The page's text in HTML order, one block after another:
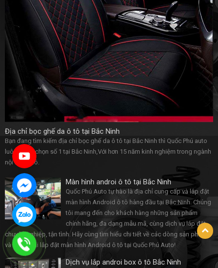
Địa chỉ bọc ghế da ô tô tại Bắc Ninh
Bạn đang tìm kiếm địa chỉ bọc ghế da ô tô tại Bắc Ninh thì Quốc Phú auto
luôn là lựa chọn số 1 tại Bắc Ninh,Với hơn 15 năm kinh nghiệm trong ngành
nội thất ô tô.
Màn hình androi ô tô tại Bắc Ninh
Quốc Phú Auto tự hào là địa chỉ cung cấp và lắp đặt
màn hình Android ô tô hàng đầu tại Bắc Ninh. Chúng
tôi mang đến cho khách hàng những sản phẩm
chính hãng, đa dạng mẫu mã, cùng dịch vụ lắp đặt
chuyên nghiệp, tận tình. Hãy cùng tìm hiểu chi tiết về các dòng sản phẩm
và lợi ích khi lắp đặt màn hình Android ô tô tại Quốc Phú Auto!
Dịch vụ lắp androi box ô tô Bắc Ninh